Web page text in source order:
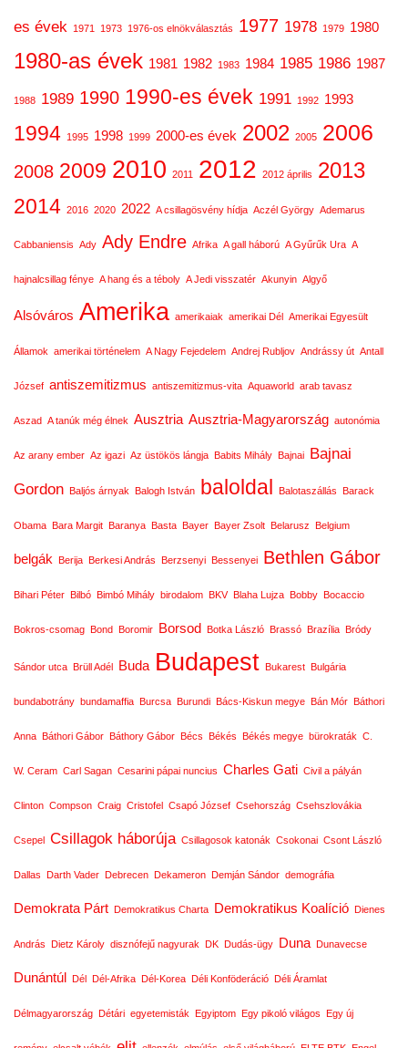
es évek 1971 1973 1976-os elnökválasztás 1977 1978 1979 1980
1980-as évek 1981 1982 1983 1984 1985 1986 1987
1988 1989 1990 1990-es évek 1991 1992 1993
1994 1995 1998 1999 2000-es évek 2002 2005 2006
2008 2009 2010 2011 2012 2012 április 2013
2014 2016 2020 2022 A csillagösvény hídja Aczél György Ademarus
Cabbaniensis Ady Ady Endre Afrika A gall háború A Gyűrűk Ura A
hajnalcsillag fénye A hang és a téboly A Jedi visszatér Akunyin Algyő
Alsóváros Amerika amerikaiak amerikai Dél Amerikai Egyesült
Államok amerikai történelem A Nagy Fejedelem Andrej Rubljov Andrássy út Antall
József antiszemitizmus antiszemitizmus-vita Aquaworld arab tavasz
Aszad A tanúk még élnek Ausztria Ausztria-Magyarország autonómia
Az arany ember Az igazi Az üstökös lángja Babits Mihály Bajnai Bajnai
Gordon Baljós árnyak Balogh István baloldal Balotaszállás Barack
Obama Bara Margit Baranya Basta Bayer Bayer Zsolt Belarusz Belgium
belgák Berija Berkesi András Berzsenyi Bessenyei Bethlen Gábor
Bihari Péter Bilbó Bimbó Mihály birodalom BKV Blaha Lujza Bobby Bocaccio
Bokros-csomag Bond Boromir Borsod Botka László Brassó Brazília Bródy
Sándor utca Brüll Adél Buda Budapest Bukarest Bulgária
bundabotrány bundamaffia Burcsa Burundi Bács-Kiskun megye Bán Mór Báthori
Anna Báthori Gábor Báthory Gábor Bécs Békés Békés megye bürokraták C.
W. Ceram Carl Sagan Cesarini pápai nuncius Charles Gati Civil a pályán
Clinton Compson Craig Cristofel Csapó József Csehország Csehszlovákia
Csepel Csillagok háborúja Csillagosok katonák Csokonai Csont László
Dallas Darth Vader Debrecen Dekameron Demján Sándor demográfia
Demokrata Párt Demokratikus Charta Demokratikus Koalíció Dienes
András Dietz Károly disznófejű nagyurak DK Dudás-ügy Duna Dunavecse
Dunántúl Dél Dél-Afrika Dél-Korea Déli Konföderáció Déli Áramlat
Délmagyarország Détári egyetemisták Egyiptom Egy pikoló világos Egy új